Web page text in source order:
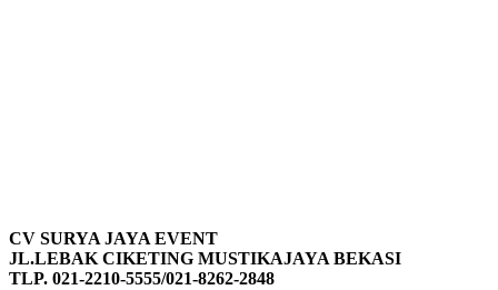
CV SURYA JAYA EVENT
JL.LEBAK CIKETING MUSTIKAJAYA BEKASI
TLP. 021-2210-5555/021-8262-2848